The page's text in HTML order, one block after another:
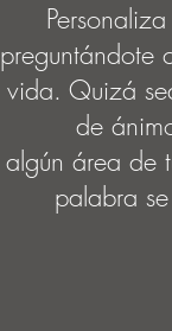
preguntándote
vida. Quizá
de
algún área de
palabra